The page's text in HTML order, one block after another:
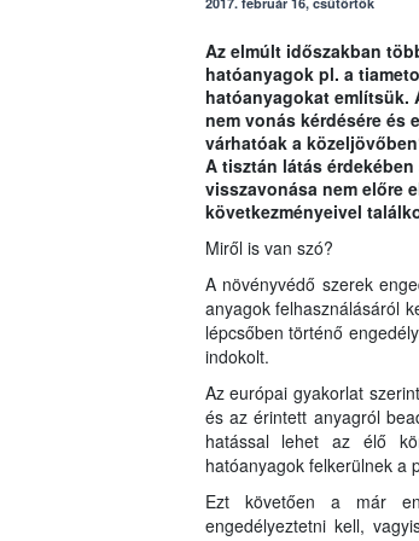
Az elmúlt időszakban
hatóanyagok pl. a
hatóanyagokat említsük.
nem vonás kérdésére és
várhatóak a
A tisztán látás
visszavonása nem előre
következményeivel
Miről is van szó?
A növényvédő szerek
anyagok felhasználásáról
lépcsőben történő
indokolt.
Az európai gyakorlat
és az érintett anyagról
hatással lehet az élő
hatóanyagok felkerülnek a
Ezt követően a már
engedélyeztetni kell,